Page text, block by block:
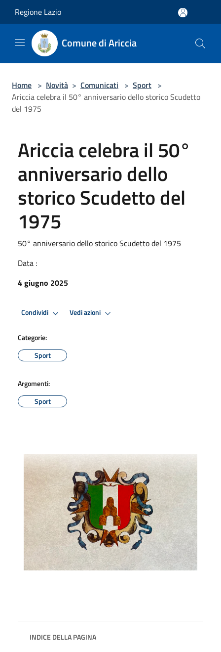
Regione Lazio
Comune di Ariccia
Home > Novità > Comunicati > Sport >
Ariccia celebra il 50° anniversario dello storico Scudetto
del 1975
Ariccia celebra il 50°
anniversario dello
storico Scudetto del
1975
50° anniversario dello storico Scudetto del 1975
Data :
4 giugno 2025
Condividi Vedi azioni
Categorie:
Sport
Argomenti:
Sport
INDICE DELLA PAGINA